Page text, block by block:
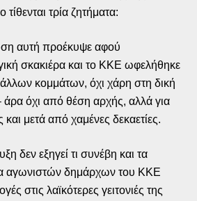
τρία ζητήματα:
αυτή προέκυψε αφού
σκακιέρα και το ΚΚΕ ωφελήθηκε
κομμάτων, όχι χάρη στη δική
άρα όχι από θέση αρχής, αλλά για
και μετά από χαμένες δεκαετίες.
δεν εξηγεί τι συνέβη και τα
αγωνιστών δημάρχων του ΚΚΕ
στις λαϊκότερες γειτονιές της